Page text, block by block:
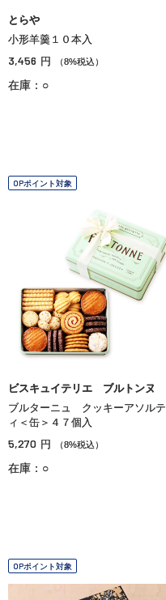
とらや
小形羊羹１０本入
3,456 円 （8%税込）
在庫：○
OPポイント対象
ビスキュイテリエ ブルトンヌ
ブルターニュ クッキーアソルテ
ィ＜缶＞４７個入
5,270 円 （8%税込）
在庫：○
OPポイント対象